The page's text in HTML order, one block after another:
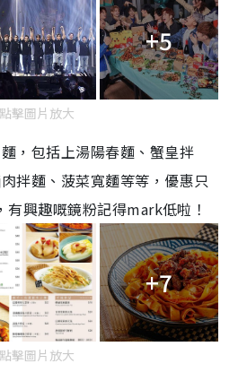
+5
點擊圖片放大
，包括上湯陽春麵、蟹皇拌
拌麵、菠菜寬麵等等，優惠只
興趣嘅鏡粉記得mark低啦！
+7
點擊圖片放大